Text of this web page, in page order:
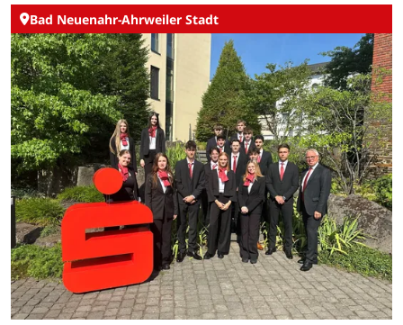
Bad Neuenahr-Ahrweiler Stadt